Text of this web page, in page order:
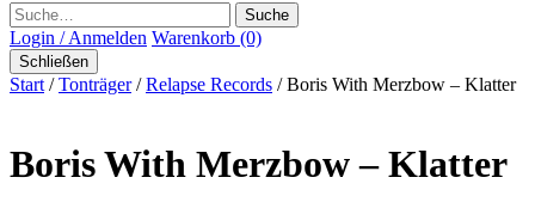
Suche
Login / Anmelden Warenkorb (0)
Schließen
Start /Tonträger/Relapse Records / Boris With Merzbow – Klatter
Boris With Merzbow – Klatter